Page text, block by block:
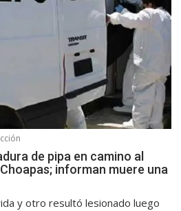
de pipa en camino al
informan muere una
y otro resultó lesionado luego